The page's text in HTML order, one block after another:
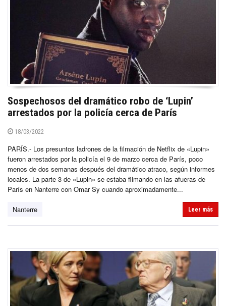
Sospechosos del dramático robo de ‘Lupin’
arrestados por la policía cerca de París
18/03/2022
PARÍS.- Los presuntos ladrones de la filmación de Netflix de «Lupin»
fueron arrestados por la policía el 9 de marzo cerca de París, poco
menos de dos semanas después del dramático atraco, según informes
locales. La parte 3 de «Lupin» se estaba filmando en las afueras de
París en Nanterre con Omar Sy cuando aproximadamente...
Nanterre Leer más